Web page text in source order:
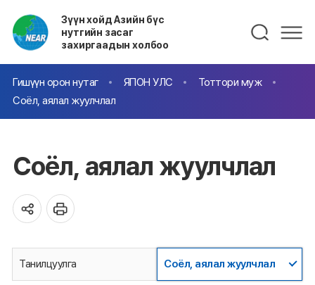
Зүүн хойд Азийн бүс
нутгийн засаг
захиргаадын холбоо
Гишүүн орон нутаг ЯПОН УЛС
Тоттори муж
Соёл, аялал жуулчлал
Соёл, аялал жуулчлал
Танилцуулга Соёл, аялал жуулчлал